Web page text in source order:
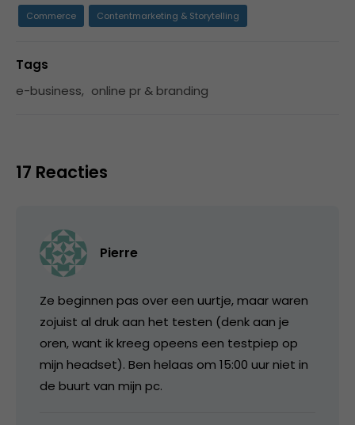
Commerce Contentmarketing & Storytelling
Tags
e-business, online pr & branding
17 Reacties
Pierre
Ze beginnen pas over een uurtje, maar waren
zojuist al druk aan het testen (denk aan je
oren, want ik kreeg opeens een testpiep op
mijn headset). Ben helaas om 15:00 uur niet in
de buurt van mijn pc.